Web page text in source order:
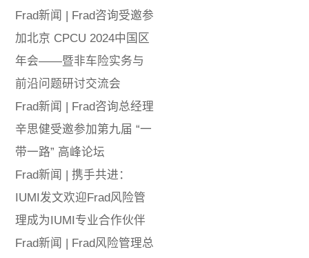
Frad新闻 | Frad咨询受邀参
加北京 CPCU 2024中国区
年会——暨非车险实务与
前沿问题研讨交流会
Frad新闻 | Frad咨询总经理
辛思健受邀参加第九届 “一
带一路” 高峰论坛
Frad新闻 | 携手共进：
IUMI发文欢迎Frad风险管
理成为IUMI专业合作伙伴
Frad新闻 | Frad风险管理总